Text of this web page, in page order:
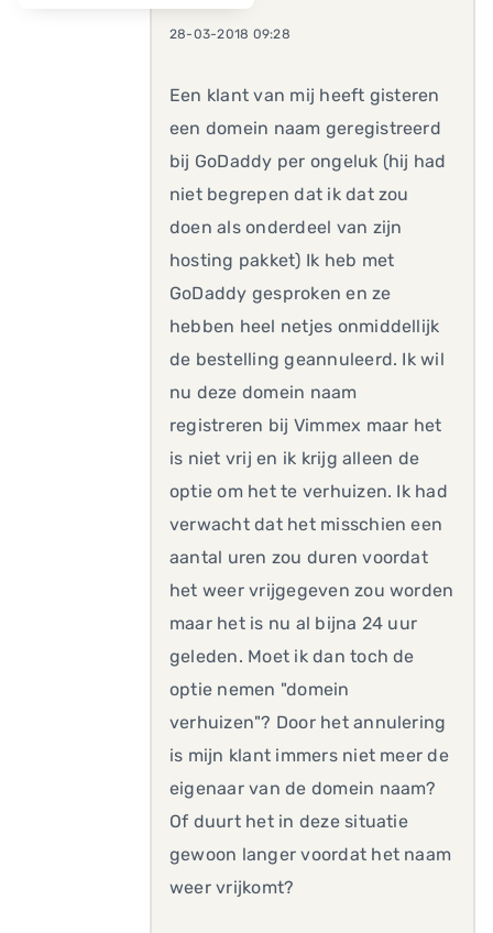
28-03-2018 09:28
Een klant van mij heeft gisteren
een domein naam geregistreerd
bij GoDaddy per ongeluk (hij had
niet begrepen dat ik dat zou
doen als onderdeel van zijn
hosting pakket) Ik heb met
GoDaddy gesproken en ze
hebben heel netjes onmiddellijk
de bestelling geannuleerd. Ik wil
nu deze domein naam
registreren bij Vimmex maar het
is niet vrij en ik krijg alleen de
optie om het te verhuizen. Ik had
verwacht dat het misschien een
aantal uren zou duren voordat
het weer vrijgegeven zou worden
maar het is nu al bijna 24 uur
geleden. Moet ik dan toch de
optie nemen "domein
verhuizen"? Door het annulering
is mijn klant immers niet meer de
eigenaar van de domein naam?
Of duurt het in deze situatie
gewoon langer voordat het naam
weer vrijkomt?